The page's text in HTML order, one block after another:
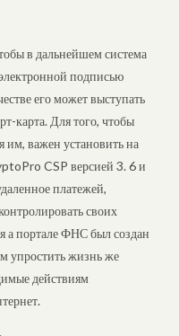
в дальнейшем система
подписью
его может выступать
карта. Для того, чтобы
им, важен установить на
CSP версией 3. 6 и
платежей,
своих
а портале ФНС был создан
упростить жизнь же
действиям